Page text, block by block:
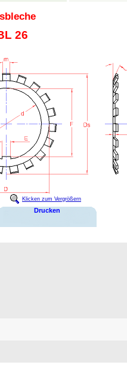
26
Klicken zum Vergrößern
Drucken